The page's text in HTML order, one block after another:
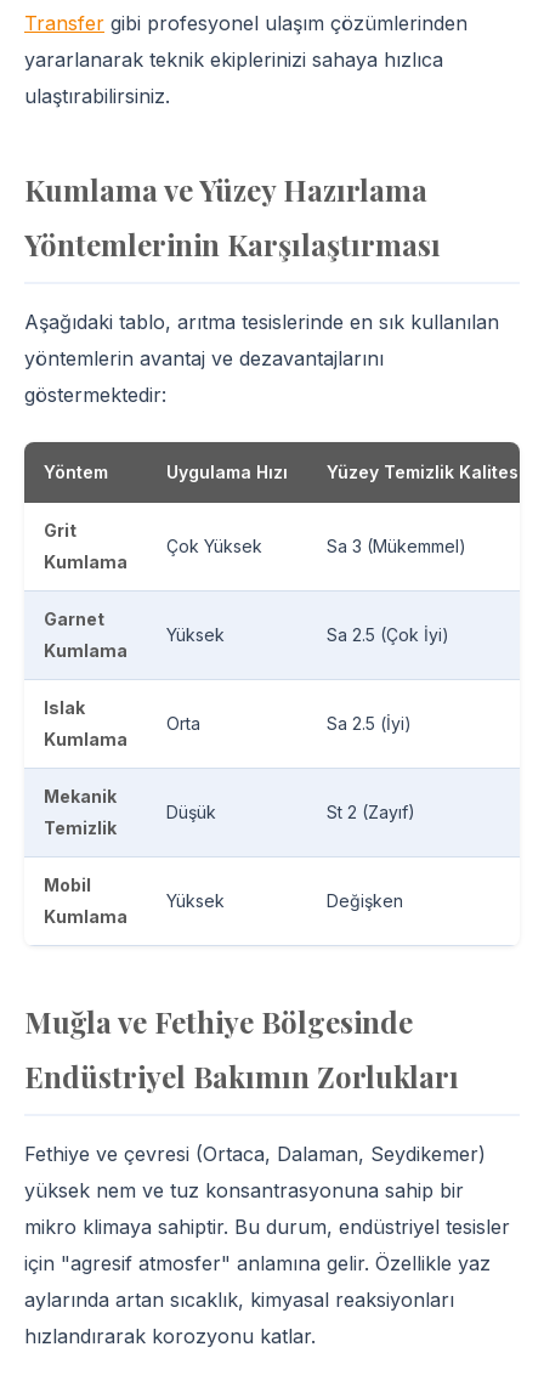
Transfer gibi profesyonel ulaşım çözümlerinden
yararlanarak teknik ekiplerinizi sahaya hızlıca
ulaştırabilirsiniz.
Kumlama ve Yüzey Hazırlama
Yöntemlerinin Karşılaştırması
Aşağıdaki tablo, arıtma tesislerinde en sık kullanılan
yöntemlerin avantaj ve dezavantajlarını
göstermektedir:
Yöntem Uygulama Hızı Yüzey Temizlik Kalitesi
Grit
Kumlama
Çok Yüksek Sa 3 (Mükemmel)
Garnet
Kumlama
Yüksek Sa 2.5 (Çok İyi)
Islak
Kumlama
Orta Sa 2.5 (İyi)
Mekanik
Temizlik
Düşük St 2 (Zayıf)
Mobil
Kumlama
Yüksek Değişken
Muğla ve Fethiye Bölgesinde
Endüstriyel Bakımın Zorlukları
Fethiye ve çevresi (Ortaca, Dalaman, Seydikemer)
yüksek nem ve tuz konsantrasyonuna sahip bir
mikro klimaya sahiptir. Bu durum, endüstriyel tesisler
için "agresif atmosfer" anlamına gelir. Özellikle yaz
aylarında artan sıcaklık, kimyasal reaksiyonları
hızlandırarak korozyonu katlar.